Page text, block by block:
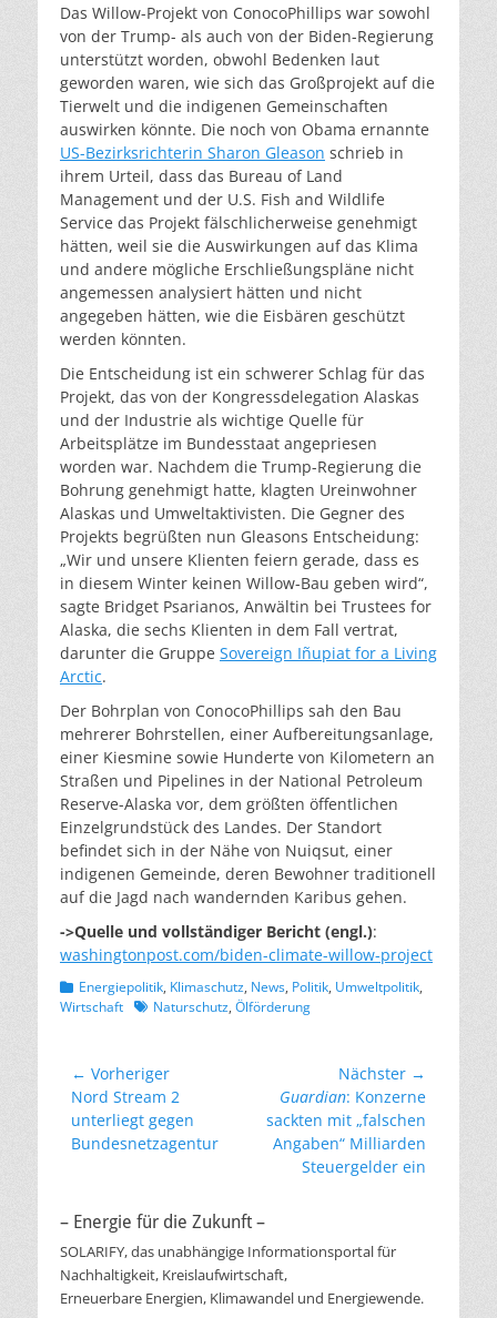
Das Willow-Projekt von ConocoPhillips war sowohl
von der Trump- als auch von der Biden-Regierung
unterstützt worden, obwohl Bedenken laut
geworden waren, wie sich das Großprojekt auf die
Tierwelt und die indigenen Gemeinschaften
auswirken könnte. Die noch von Obama ernannte
US-Bezirksrichterin Sharon Gleason schrieb in
ihrem Urteil, dass das Bureau of Land
Management und der U.S. Fish and Wildlife
Service das Projekt fälschlicherweise genehmigt
hätten, weil sie die Auswirkungen auf das Klima
und andere mögliche Erschließungspläne nicht
angemessen analysiert hätten und nicht
angegeben hätten, wie die Eisbären geschützt
werden könnten.
Die Entscheidung ist ein schwerer Schlag für das
Projekt, das von der Kongressdelegation Alaskas
und der Industrie als wichtige Quelle für
Arbeitsplätze im Bundesstaat angepriesen
worden war. Nachdem die Trump-Regierung die
Bohrung genehmigt hatte, klagten Ureinwohner
Alaskas und Umweltaktivisten. Die Gegner des
Projekts begrüßten nun Gleasons Entscheidung:
„Wir und unsere Klienten feiern gerade, dass es
in diesem Winter keinen Willow-Bau geben wird“,
sagte Bridget Psarianos, Anwältin bei Trustees for
Alaska, die sechs Klienten in dem Fall vertrat,
darunter die Gruppe Sovereign Iñupiat for a Living
Arctic.
Der Bohrplan von ConocoPhillips sah den Bau
mehrerer Bohrstellen, einer Aufbereitungsanlage,
einer Kiesmine sowie Hunderte von Kilometern an
Straßen und Pipelines in der National Petroleum
Reserve-Alaska vor, dem größten öffentlichen
Einzelgrundstück des Landes. Der Standort
befindet sich in der Nähe von Nuiqsut, einer
indigenen Gemeinde, deren Bewohner traditionell
auf die Jagd nach wandernden Karibus gehen.
->Quelle und vollständiger Bericht (engl.):
washingtonpost.com/biden-climate-willow-project
Kategorien
Energiepolitik, Klimaschutz, News, Politik, Umweltpolitik,
Wirtschaft Schlagworte
Naturschutz, Ölförderung
Beitragsnavigation
← Vorheriger
Vorheriger
Beitrag:
Nord Stream 2
unterliegt gegen
Bundesnetzagentur
Nächster →
Nächster
Beitrag:
Guardian: Konzerne
sackten mit „falschen
Angaben“ Milliarden
Steuergelder ein
– Energie für die Zukunft –
SOLARIFY, das unabhängige Informationsportal für
Nachhaltigkeit, Kreislaufwirtschaft,
Erneuerbare Energien, Klimawandel und Energiewende.